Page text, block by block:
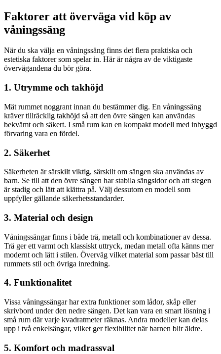
Faktorer att överväga vid köp av
våningssäng
När du ska välja en våningssäng finns det flera praktiska och
estetiska faktorer som spelar in. Här är några av de viktigaste
övervägandena du bör göra.
1. Utrymme och takhöjd
Mät rummet noggrant innan du bestämmer dig. En våningssäng
kräver tillräcklig takhöjd så att den övre sängen kan användas
bekvämt och säkert. I små rum kan en kompakt modell med inbyggd
förvaring vara en fördel.
2. Säkerhet
Säkerheten är särskilt viktig, särskilt om sängen ska användas av
barn. Se till att den övre sängen har stabila sängsidor och att stegen
är stadig och lätt att klättra på. Välj dessutom en modell som
uppfyller gällande säkerhetsstandarder.
3. Material och design
Våningssängar finns i både trä, metall och kombinationer av dessa.
Trä ger ett varmt och klassiskt uttryck, medan metall ofta känns mer
modernt och lätt i stilen. Överväg vilket material som passar bäst till
rummets stil och övriga inredning.
4. Funktionalitet
Vissa våningssängar har extra funktioner som lådor, skåp eller
skrivbord under den nedre sängen. Det kan vara en smart lösning i
små rum där varje kvadratmeter räknas. Andra modeller kan delas
upp i två enkelsängar, vilket ger flexibilitet när barnen blir äldre.
5. Komfort och madrassval